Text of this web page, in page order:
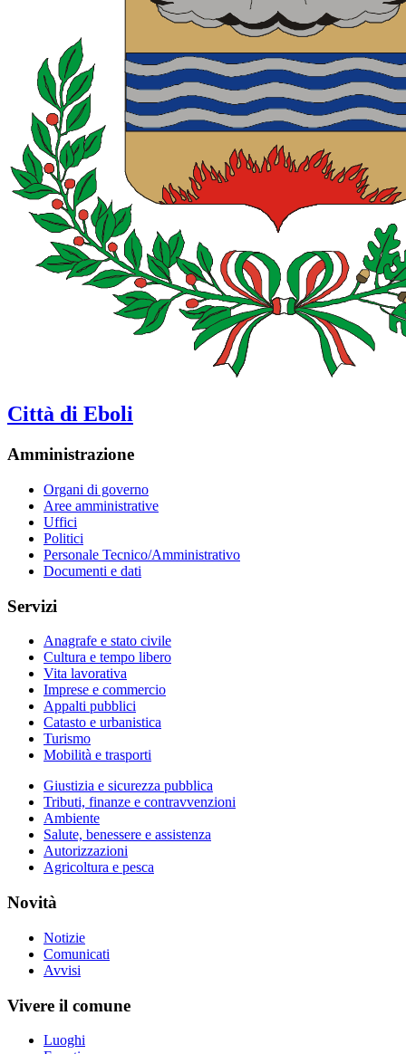
Città di Eboli
Amministrazione
Organi di governo
Aree amministrative
Uffici
Politici
Personale Tecnico/Amministrativo
Documenti e dati
Servizi
Anagrafe e stato civile
Cultura e tempo libero
Vita lavorativa
Imprese e commercio
Appalti pubblici
Catasto e urbanistica
Turismo
Mobilità e trasporti
Giustizia e sicurezza pubblica
Tributi, finanze e contravvenzioni
Ambiente
Salute, benessere e assistenza
Autorizzazioni
Agricoltura e pesca
Novità
Notizie
Comunicati
Avvisi
Vivere il comune
Luoghi